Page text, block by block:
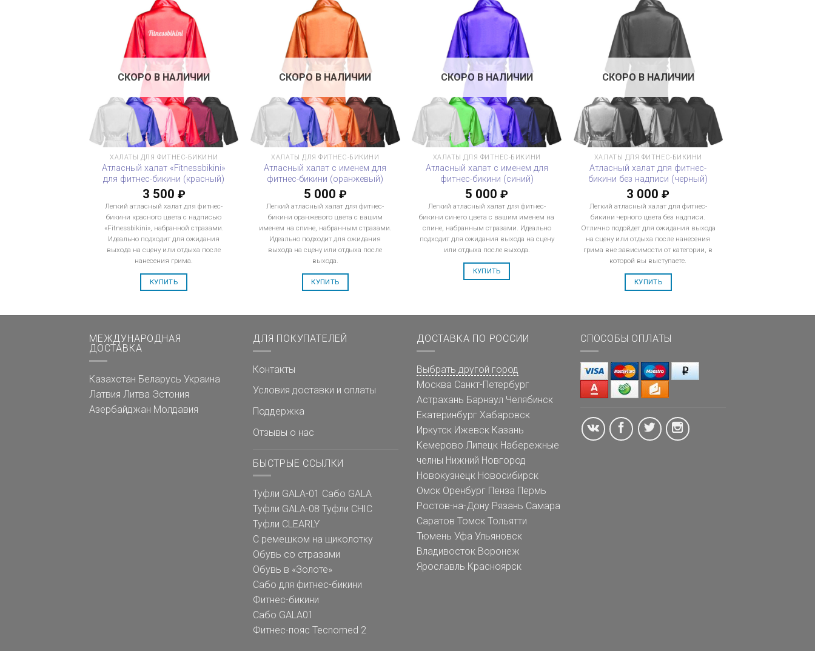
СКОРО В НАЛИЧИИ
ХАЛАТЫ ДЛЯ ФИТНЕС-БИКИНИ
Атласный халат «Fitnessbikini»
для фитнес-бикини (красный)
3 500 ₽
Легкий атласный халат для фитнес-
бикини красного цвета с надписью
«Fitnessbikini», набранной стразами.
Идеально подходит для ожидания
выхода на сцену или отдыха после
нанесения грима.
КУПИТЬ
СКОРО В НАЛИЧИИ
ХАЛАТЫ ДЛЯ ФИТНЕС-БИКИНИ
Атласный халат с именем для
фитнес-бикини (оранжевый)
5 000 ₽
Легкий атласный халат для фитнес-
бикини оранжевого цвета с вашим
именем на спине, набранным стразами.
Идеально подходит для ожидания
выхода на сцену или отдыха после
выхода.
КУПИТЬ
СКОРО В НАЛИЧИИ
ХАЛАТЫ ДЛЯ ФИТНЕС-БИКИНИ
Атласный халат с именем для
фитнес-бикини (синий)
5 000₽
Легкий атласный халат для фитнес-
бикини синего цвета с вашим именем на
спине, набранным стразами. Идеально
подходит для ожидания выхода на сцену
или отдыха после выхода.
КУПИТЬ
СКОРО В НАЛИЧИИ
ХАЛАТЫ ДЛЯ ФИТНЕС-БИКИНИ
Атласный халат для фитнес-
бикини без надписи (черный)
3 000₽
Легкий атласный халат для фитнес-
бикини черного цвета без надписи.
Отлично подойдет для ожидания выхода
на сцену или отдыха после нанесения
грима вне зависимости от категории, в
которой вы выступаете.
КУПИТЬ
МЕЖДУНАРОДНАЯ
ДОСТАВКА
Казахстан Беларусь Украина
Латвия Литва Эстония
Азербайджан Молдавия
ДЛЯ ПОКУПАТЕЛЕЙ
Контакты
Условия доставки и оплаты
Поддержка
Отзывы о нас
БЫСТРЫЕ ССЫЛКИ
Туфли GALA-01 Сабо GALA
Туфли GALA-08 Туфли CHIC
Туфли CLEARLY
С ремешком на щиколотку
Обувь со стразами
Обувь в «Золоте»
Сабо для фитнес-бикини
Фитнес-бикини
Сабо GALA01
Фитнес-пояс Tecnomed 2
ДОСТАВКА ПО РОССИИ
Выбрать другой город
Москва Санкт-Петербург
Астрахань Барнаул Челябинск
Екатеринбург Хабаровск
Иркутск Ижевск Казань
Кемерово Липецк Набережные
челны Нижний Новгород
Новокузнецк Новосибирск
Омск Оренбург Пенза Пермь
Ростов-на-Дону Рязань Самара
Саратов Томск Тольятти
Тюмень Уфа Ульяновск
Владивосток Воронеж
Ярославль Красноярск
СПОСОБЫ ОПЛАТЫ